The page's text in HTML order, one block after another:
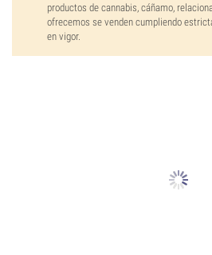
productos de cannabis, cáñamo,
ofrecemos se venden cumpliendo
en vigor.